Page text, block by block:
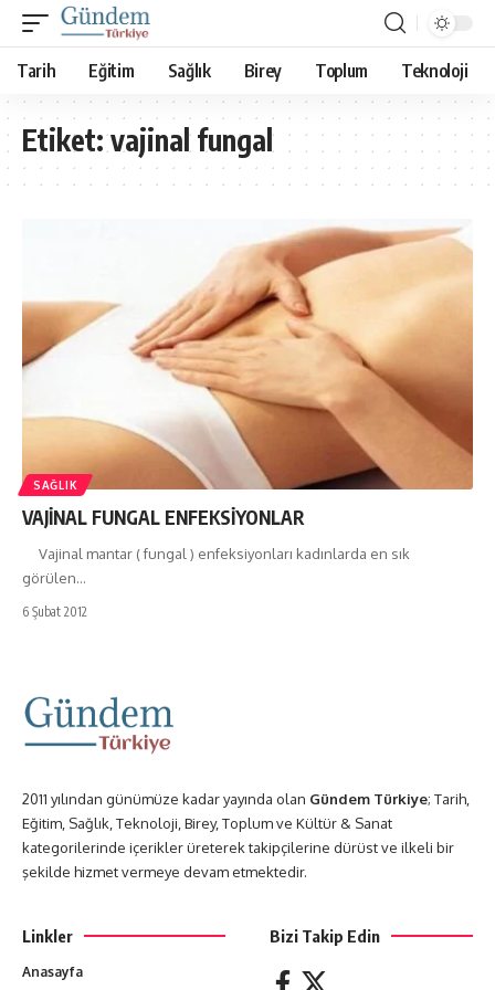
Tarih Eğitim Sağlık Birey Toplum Teknoloji
Etiket:vajinal fungal
SAĞLIK
VAJİNAL FUNGAL ENFEKSİYONLAR
Vajinal mantar ( fungal ) enfeksiyonları kadınlarda en sık
görülen…
6 Şubat 2012
2011 yılından günümüze kadar yayında olan Gündem Türkiye; Tarih,
Eğitim, Sağlık, Teknoloji, Birey, Toplum ve Kültür & Sanat
kategorilerinde içerikler üreterek takipçilerine dürüst ve ilkeli bir
şekilde hizmet vermeye devam etmektedir.
Linkler
Anasayfa
Bizi Takip Edin